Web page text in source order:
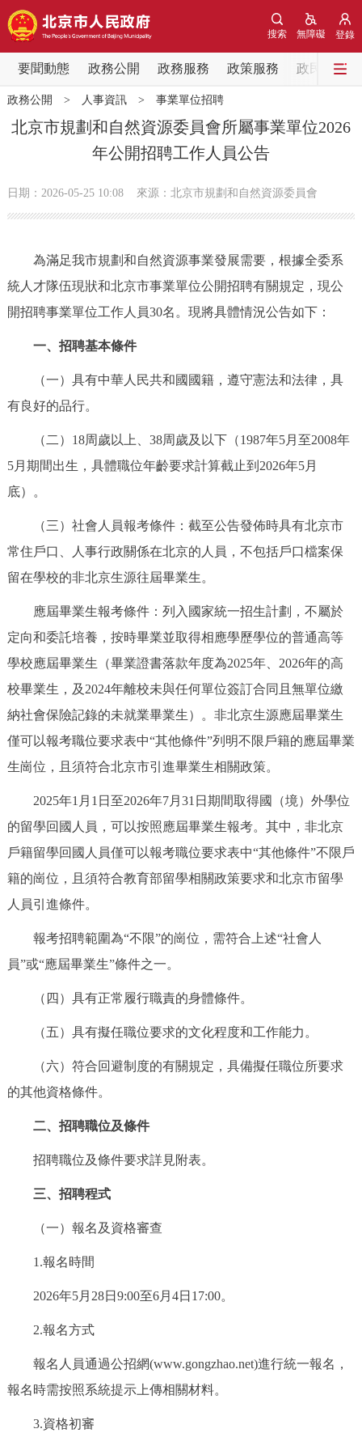
登錄
無障礙
搜索
要聞動態 政務公開 政務服務 政策服務 政民互動
要聞動態
黨中央精神 國務院資訊
會議資訊
市領導 機構職能 政策服務
決策公開 專題公開
個人服務 法人服務 部門服務
仲介服務 陽光政務
政民互動
12345網上接訴即辦 我要諮詢 我要建議
參與調查 線上訪談 圖説互動
走進北京
北京概況 十六區概覽
綠色北京 圖説北京 視頻北京
多語種
ENGLISH
ESPAÑOL العربية
政務公開 > 人事資訊> 事業單位招聘
北京市規劃和自然資源委員會所屬事業單位2026
年公開招聘工作人員公告
日期：2026-05-25 10:08 來源：北京市規劃和自然資源委員會
為滿足我市規劃和自然資源事業發展需要，根據全委系
統人才隊伍現狀和北京市事業單位公開招聘有關規定，現公
開招聘事業單位工作人員30名。現將具體情況公告如下：
一、招聘基本條件
（一）具有中華人民共和國國籍，遵守憲法和法律，具
有良好的品行。
（二）18周歲以上、38周歲及以下（1987年5月至2008年
5月期間出生，具體職位年齡要求計算截止到2026年5月
底）。
（三）社會人員報考條件：截至公告發佈時具有北京市
常住戶口、人事行政關係在北京的人員，不包括戶口檔案保
留在學校的非北京生源往屆畢業生。
應屆畢業生報考條件：列入國家統一招生計劃，不屬於
定向和委託培養，按時畢業並取得相應學歷學位的普通高等
學校應屆畢業生（畢業證書落款年度為2025年、2026年的高
校畢業生，及2024年離校未與任何單位簽訂合同且無單位繳
納社會保險記錄的未就業畢業生）。非北京生源應屆畢業生
僅可以報考職位要求表中“其他條件”列明不限戶籍的應屆畢業
生崗位，且須符合北京市引進畢業生相關政策。
2025年1月1日至2026年7月31日期間取得國（境）外學位
的留學回國人員，可以按照應屆畢業生報考。其中，非北京
戶籍留學回國人員僅可以報考職位要求表中“其他條件”不限戶
籍的崗位，且須符合教育部留學相關政策要求和北京市留學
人員引進條件。
報考招聘範圍為“不限”的崗位，需符合上述“社會人
員”或“應屆畢業生”條件之一。
（四）具有正常履行職責的身體條件。
（五）具有擬任職位要求的文化程度和工作能力。
（六）符合回避制度的有關規定，具備擬任職位所要求
的其他資格條件。
二、招聘職位及條件
招聘職位及條件要求詳見附表。
三、招聘程式
（一）報名及資格審查
1.報名時間
2026年5月28日9:00至6月4日17:00。
2.報名方式
報名人員通過公招網(www.gongzhao.net)進行統一報名，
報名時需按照系統提示上傳相關材料。
3.資格初審